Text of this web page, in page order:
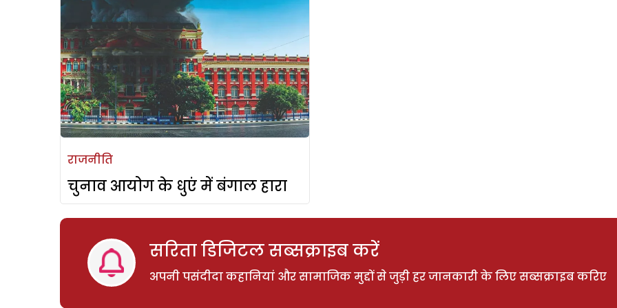
राजनीति
चुनाव आयोग के धुएं में बंगाल हारा
सरिता डिजिटल सब्सक्राइब करें
अपनी पसंदीदा कहानियां और सामाजिक मुद्दों से जुड़ी हर जानकारी के लिए सब्सक्राइब करिए